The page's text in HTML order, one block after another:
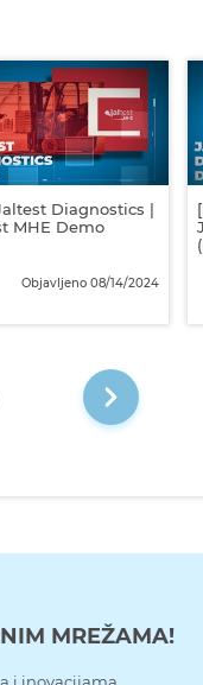
Diagnostics |
MREŽAMA!